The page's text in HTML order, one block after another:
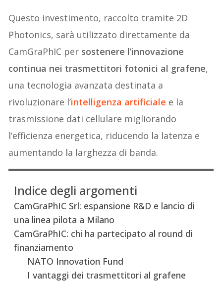
Questo investimento, raccolto tramite 2D
Photonics, sarà utilizzato direttamente da
CamGraPhIC per sostenere l’innovazione
continua nei trasmettitori fotonici al grafene,
una tecnologia avanzata destinata a
rivoluzionare l’intelligenza artificiale e la
trasmissione dati cellulare migliorando
l’efficienza energetica, riducendo la latenza e
aumentando la larghezza di banda.
Indice degli argomenti
CamGraPhIC Srl: espansione R&D e lancio di
una linea pilota a Milano
CamGraPhIC: chi ha partecipato al round di
finanziamento
NATO Innovation Fund
I vantaggi dei trasmettitori al grafene